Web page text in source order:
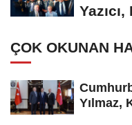
ÇOK OKUNAN
Yılmaz,